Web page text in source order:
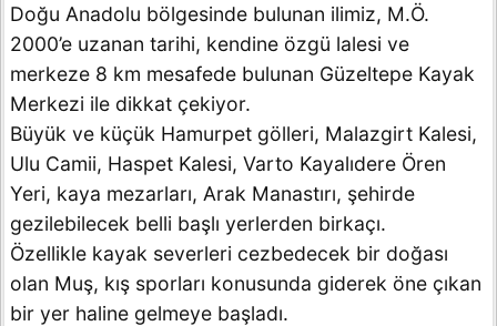
Doğu Anadolu bölgesinde bulunan ilimiz, M.Ö.
2000’e uzanan tarihi, kendine özgü lalesi ve
merkeze 8 km mesafede bulunan Güzeltepe Kayak
Merkezi ile dikkat çekiyor.
Büyük ve küçük Hamurpet gölleri, Malazgirt Kalesi,
Ulu Camii, Haspet Kalesi, Varto Kayalıdere Ören
Yeri, kaya mezarları, Arak Manastırı, şehirde
gezilebilecek belli başlı yerlerden birkaçı.
Özellikle kayak severleri cezbedecek bir doğası
olan Muş, kış sporları konusunda giderek öne çıkan
bir yer haline gelmeye başladı.